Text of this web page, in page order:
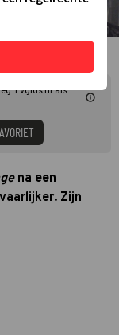
TVgids.nl als
na een
Zijn